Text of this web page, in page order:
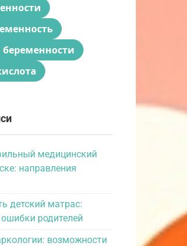
медицинский
направления
детский матрас:
родителей
возможности